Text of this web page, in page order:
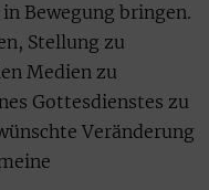
Bewegung bringen.
Stellung zu
Medien zu
Gottesdienstes zu
Veränderung